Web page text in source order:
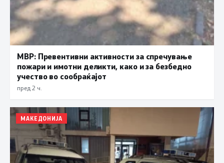
МВР: Превентивни активности за спречување
пожари и имотни деликти, како и за безбедно
учество во сообраќајот
пред 2 ч.
МАКЕДОНИЈА